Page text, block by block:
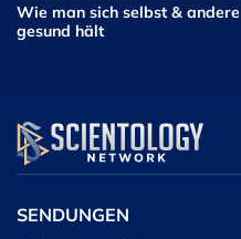
Wie man sich selbst & andere
gesund hält
SENDUNGEN